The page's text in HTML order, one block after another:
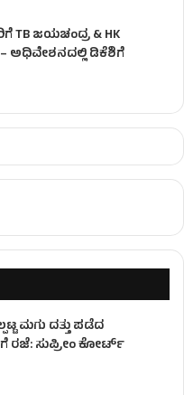
TB ಜಯಚಂದ್ರ & HK
– ಅಧಿವೇಶನದಲ್ಲಿ ಡಿಕೆಶಿಗೆ
ಮಗು ದತ್ತು ಪಡೆದ
ರಜೆ: ಸುಪ್ರೀಂ ಕೋರ್ಟ್